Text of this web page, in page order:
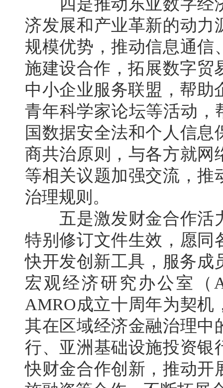
四是推动东亚数字经
济发展和产业革新的动力
规模优势，推动信息通信
施建设合作，拓展数字贸
中小企业服务联盟，帮助
青年科学家论坛等活动，
国数据安全法和个人信
商共治原则，与各方就网
等相关议题加强交流，推
治理规则。
五是激发财金合作活
特别修订文件生效，愿同
快开发创新工具，服务成
宏观经济研究办公室（
AMRO成立十周年为契机
其在区域经济金融治理中
行、亚洲基础设施投资银
快财金合作创新，推动开